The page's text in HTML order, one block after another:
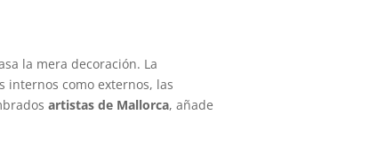
la mera decoración. La
internos como externos, las
artistas de Mallorca, añade